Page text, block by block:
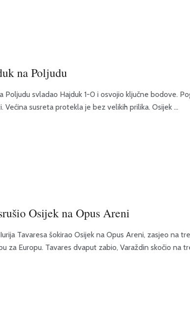
na Poljudu
Poljudu svladao Hajduk 1-0 i osvojio ključne bodove.
Većina susreta protekla je bez velikih prilika. Osijek ...
Osijek na Opus Areni
Tavaresa šokirao Osijek na Opus Areni, zasjeo na
za Europu. Tavares dvaput zabio, Varaždin skočio na